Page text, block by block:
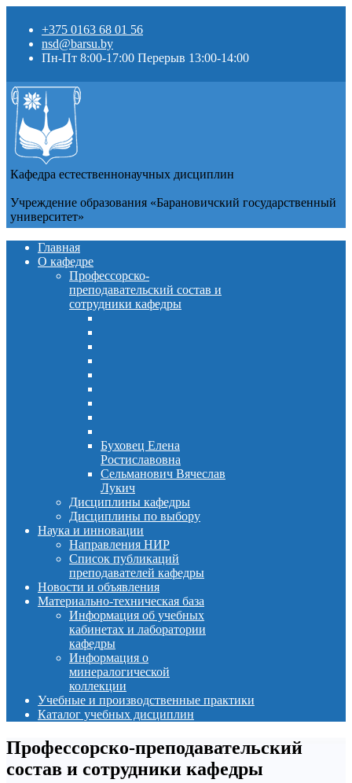
+375 0163 68 01 56
nsd@barsu.by
Пн-Пт 8:00-17:00 Перерыв 13:00-14:00
Кафедра естественнонаучных дисциплин
Учреждение образования «Барановичский государственный
университет»
Главная
О кафедре
Профессорско-
преподавательский состав и
сотрудники кафедры
Буховец Елена
Ростиславовна
Сельманович Вячеслав
Лукич
Дисциплины кафедры
Дисциплины по выбору
Наука и инновации
Направления НИР
Список публикаций
преподавателей кафедры
Новости и объявления
Материально-техническая база
Информация об учебных
кабинетах и лаборатории
кафедры
Информация о
минералогической
коллекции
Учебные и производственные практики
Каталог учебных дисциплин
Профессорско-преподавательский
состав и сотрудники кафедры